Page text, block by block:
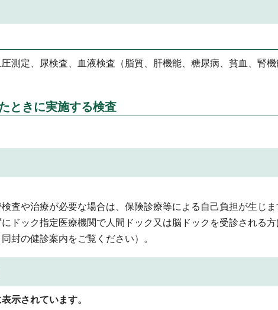
測定、尿検査、血液検査（脂質、肝機能、糖尿病、貧血、腎
ときに実施する検査
査や治療が必要な場合は、保険診療等による自己負担が生じま
ドック指定医療機関で人間ドック又は脳ドックを受診される
封の健診案内をご覧ください）。
示されています。